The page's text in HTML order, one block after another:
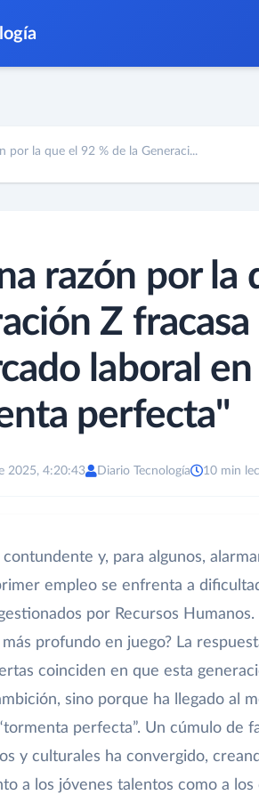
por la que el 92 % de la Generaci...
razón por la
Z
laboral
perfecta"
2025, 4:20:43 Diario Tecnología 10 min
contundente y, para algunos,
empleo se enfrenta a
por Recursos
profundo en juego? La
coinciden en que esta
sino porque ha llegado al
perfecta”. Un cúmulo de
y culturales ha convergido,
a los jóvenes talentos como a